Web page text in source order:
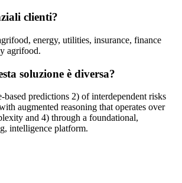
clienti?
energy, utilities, insurance, finance
agrifood.
soluzione è diversa?
based predictions 2) of interdependent risks
augmented reasoning that operates over
and 4) through a foundational,
intelligence platform.